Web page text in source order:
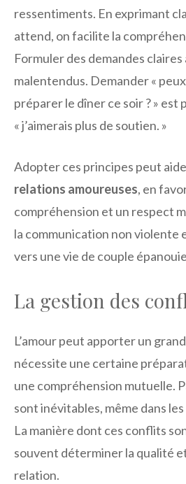
ressentiments. En exprimant
attend, on facilite la
Formuler des demandes claires
malentendus. Demander «
préparer le dîner ce soir ? » est
« j’aimerais plus de soutien. »
Adopter ces principes peut
relations amoureuses, en
compréhension et un respect
la communication non violente
vers une vie de couple
La gestion des
L’amour peut apporter un
nécessite une certaine
une compréhension mutuelle.
sont inévitables, même dans
La manière dont ces conflits
souvent déterminer la qualité
relation.